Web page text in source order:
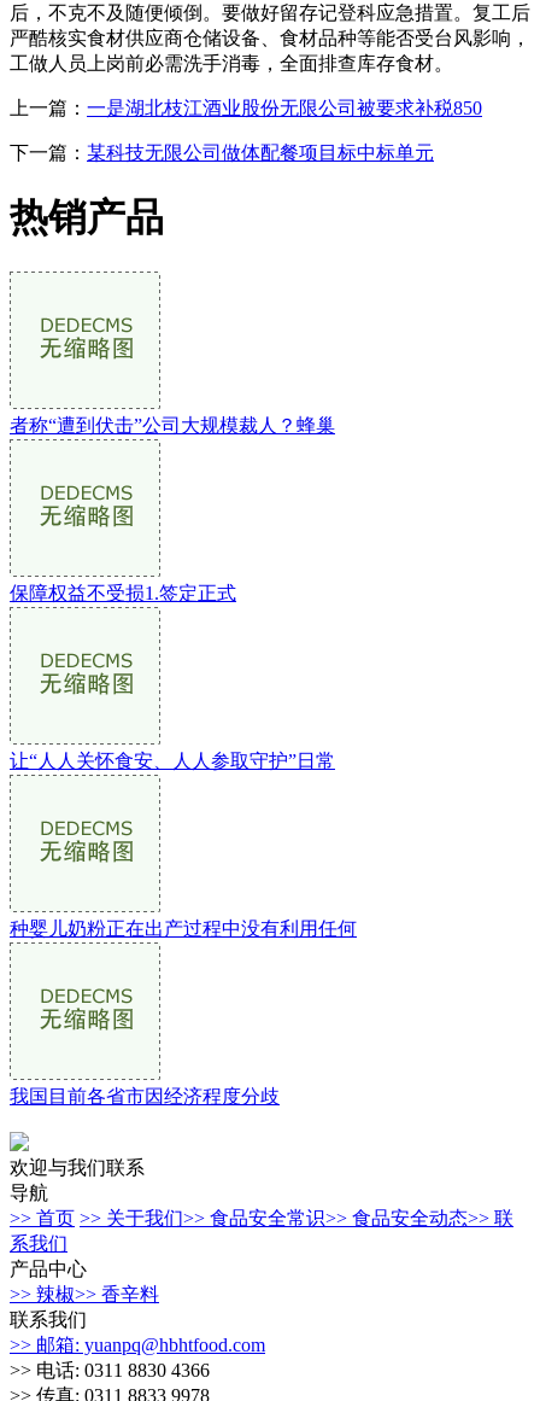
后，不克不及随便倾倒。要做好留存记登科应急措置。复工后
严酷核实食材供应商仓储设备、食材品种等能否受台风影响，
工做人员上岗前必需洗手消毒，全面排查库存食材。
上一篇： 一是湖北枝江酒业股份无限公司被要求补税850
下一篇： 某科技无限公司做体配餐项目标中标单元
热销产品
者称“遭到伏击”公司大规模裁人？蜂巢
保障权益不受损1.签定正式
让“人人关怀食安、人人参取守护”日常
种婴儿奶粉正在出产过程中没有利用任何
我国目前各省市因经济程度分歧
欢迎与我们联系
导航
>> 首页 >> 关于我们>> 食品安全常识>> 食品安全动态>> 联
系我们
产品中心
>> 辣椒>> 香辛料
联系我们
>> 邮箱: yuanpq@hbhtfood.com
>> 电话: 0311 8830 4366
>> 传真: 0311 8833 9978